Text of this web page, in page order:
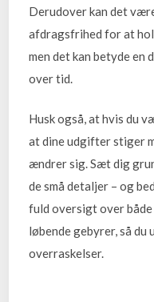
Derudover kan det
afdragsfrihed for at
men det kan betyde
over tid.
Husk også, at hvis du
at dine udgifter stiger
ændrer sig. Sæt dig
de små detaljer – og
fuld oversigt over
løbende gebyrer, så du
overraskelser.